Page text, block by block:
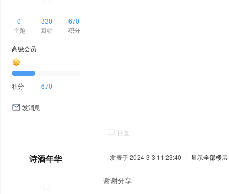
0
主题
330
回帖
670
积分
高级会员
积分 670
发消息
回复
诗酒年华 发表于 2024-3-3 11:23:40 显示全部楼层
谢谢分享